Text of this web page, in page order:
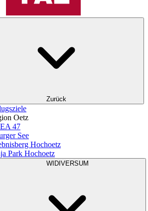
Zurück
Oetz
47
See
Hochoetz
Park Hochoetz
WIDIVERSUM